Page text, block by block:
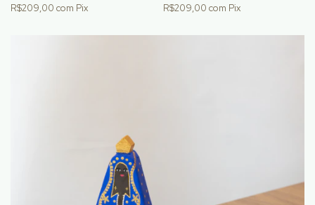
R$209,00 com Pix R$209,00 com Pix